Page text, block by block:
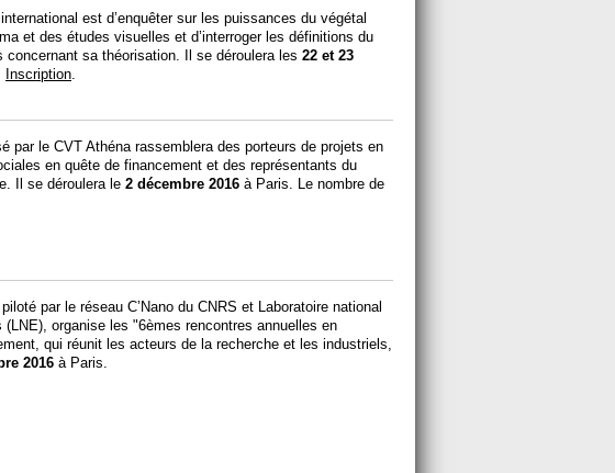
est d’enquêter sur les puissances du végétal
et des études visuelles et d’interroger les définitions du
sa théorisation. Il se déroulera les 22 et 23
Inscription.
par le CVT Athéna rassemblera des porteurs de projets en
en quête de financement et des représentants du
Il se déroulera le 2 décembre 2016 à Paris. Le nombre de
par le réseau C’Nano du CNRS et Laboratoire national
organise les "6èmes rencontres annuelles en
qui réunit les acteurs de la recherche et les industriels,
2016 à Paris.